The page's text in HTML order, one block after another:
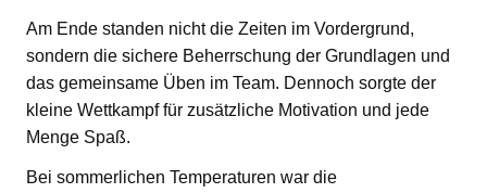
Am Ende standen nicht die Zeiten im Vordergrund,
sondern die sichere Beherrschung der Grundlagen und
das gemeinsame Üben im Team. Dennoch sorgte der
kleine Wettkampf für zusätzliche Motivation und jede
Menge Spaß.
Bei sommerlichen Temperaturen war die